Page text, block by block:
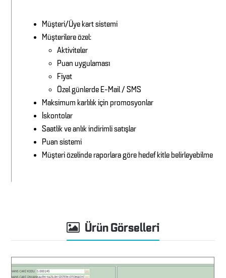
Müşteri/Üye kart sistemi
Müşterilere özel:
Aktiviteler
Puan uygulaması
Fiyat
Özel günlerde E-Mail / SMS
Maksimum karlılık için promosyonlar
İskontolar
Saatlik ve anlık indirimli satışlar
Puan sistemi
Müşteri özelinde raporlara göre hedef kitle belirleyebilme
Ürün Görselleri